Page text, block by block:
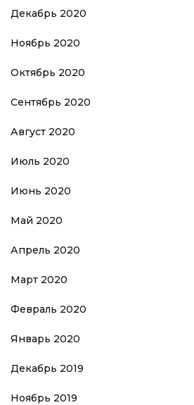
Декабрь 2020
Ноябрь 2020
Октябрь 2020
Сентябрь 2020
Август 2020
Июль 2020
Июнь 2020
Май 2020
Апрель 2020
Март 2020
Февраль 2020
Январь 2020
Декабрь 2019
Ноябрь 2019